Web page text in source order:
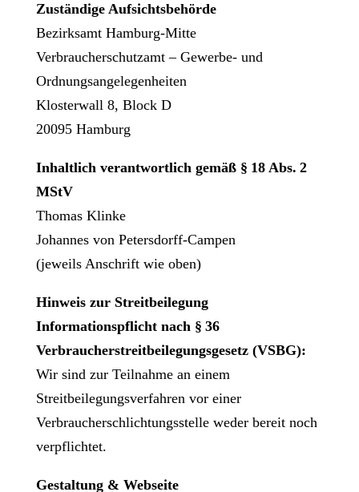
Zuständige Aufsichtsbehörde
Bezirksamt Hamburg-Mitte
Verbraucherschutzamt – Gewerbe- und
Ordnungsangelegenheiten
Klosterwall 8, Block D
20095 Hamburg
Inhaltlich verantwortlich gemäß § 18 Abs. 2
MStV
Thomas Klinke
Johannes von Petersdorff-Campen
(jeweils Anschrift wie oben)
Hinweis zur Streitbeilegung
Informationspflicht nach § 36
Verbraucherstreitbeilegungsgesetz (VSBG):
Wir sind zur Teilnahme an einem
Streitbeilegungsverfahren vor einer
Verbraucherschlichtungsstelle weder bereit noch
verpflichtet.
Gestaltung & Webseite